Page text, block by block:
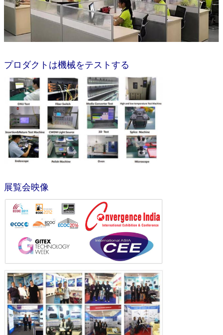
プロダクトは機械をテストする
展覧会映像